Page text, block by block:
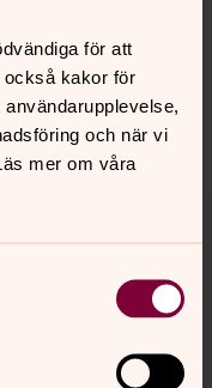
för att
också kakor för
och när vi
mer om våra